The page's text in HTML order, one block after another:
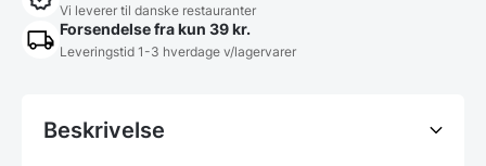
Vi leverer til danske restauranter
Forsendelse fra kun 39 kr.
Leveringstid 1-3 hverdage v/lagervarer
Beskrivelse